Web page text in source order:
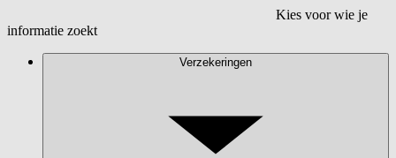
Kies voor wie je
informatie zoekt
Verzekeringen